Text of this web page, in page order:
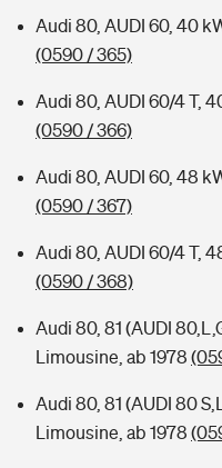
Audi 80, AUDI 60, 40
(0590 / 365)
Audi 80, AUDI 60/4 T,
(0590 / 366)
Audi 80, AUDI 60, 48
(0590 / 367)
Audi 80, AUDI 60/4 T,
(0590 / 368)
Audi 80, 81 (AUDI
Limousine, ab 1978
Audi 80, 81 (AUDI 80
Limousine, ab 1978